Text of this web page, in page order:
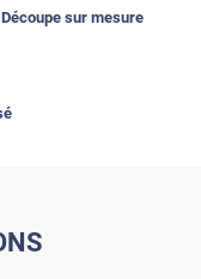
Découpe sur mesure